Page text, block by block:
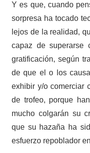
Y es que, cuando
sorpresa ha tocado
lejos de la realidad,
capaz de superarse
gratificación, según
de que el o los
exhibir y/o comerciar
de trofeo, porque
mucho colgarán su
que su hazaña ha
esfuerzo repoblador